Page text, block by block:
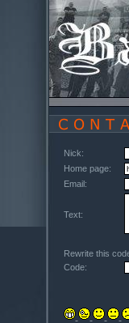
Nick:
Home page:
Email:
Text:
Rewrite this
Code: